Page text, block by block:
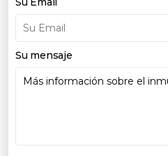
Su mensaje